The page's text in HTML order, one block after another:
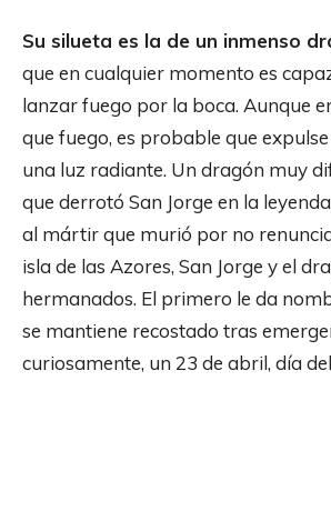
Su silueta es la de un inmenso
que en cualquier momento es
lanzar fuego por la boca. Aunque
que fuego, es probable que
una luz radiante. Un dragón muy
que derrotó San Jorge en la
al mártir que murió por no
isla de las Azores, San Jorge y el
hermanados. El primero le da
se mantiene recostado tras
curiosamente, un 23 de abril, día